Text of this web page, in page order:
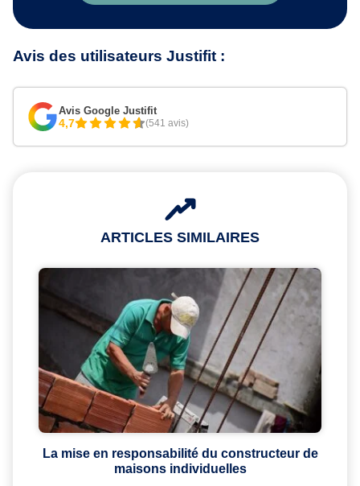
Avis des utilisateurs Justifit :
Avis Google Justifit
4,7 (541 avis)
ARTICLES SIMILAIRES
La mise en responsabilité du constructeur de
maisons individuelles